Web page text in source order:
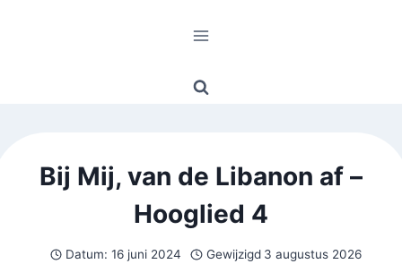
Bij Mij, van de Libanon af –
Hooglied 4
Datum: 16 juni 2024 Gewijzigd 3 augustus 2026